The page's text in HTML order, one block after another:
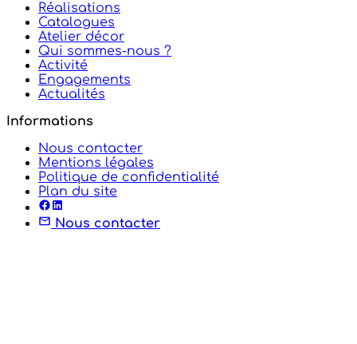
Réalisations
Catalogues
Atelier décor
Qui sommes-nous ?
Activité
Engagements
Actualités
Informations
Nous contacter
Mentions légales
Politique de confidentialité
Plan du site
Nous contacter